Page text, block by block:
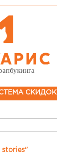
СКИДОК
stories"